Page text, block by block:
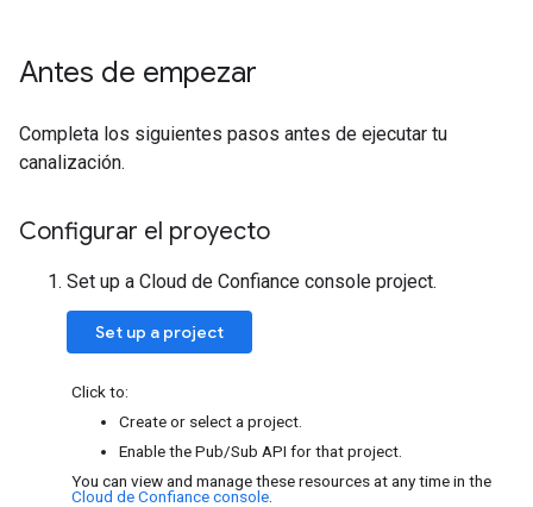
Antes de empezar
Completa los siguientes pasos antes de ejecutar tu
canalización.
Configurar el proyecto
Set up a Cloud de Confiance console project.
Set up a project
Click to:
Create or select a project.
Enable the Pub/Sub API for that project.
You can view and manage these resources at any time in the
Cloud de Confiance console